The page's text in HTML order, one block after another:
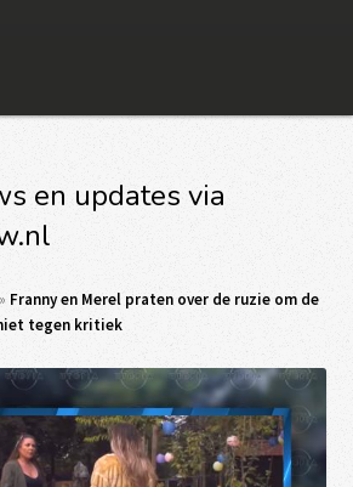
en updates via
» Franny en Merel praten over de ruzie om de
tegen kritiek